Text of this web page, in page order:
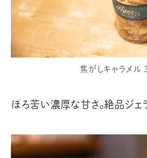
焦がしキャラメル
ほろ苦い濃厚な甘さ。絶品ジェ